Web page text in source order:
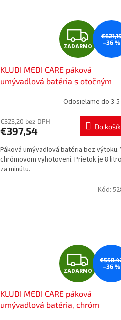
Z
A
D
A
R
M
O
ZADARMO
–36 %
KLUDI MEDI CARE páková
umývadlová batéria s otočným
Odosielame do 3-
€323,20 bez DPH
€397,54 Do
Páková umývadlová batéria bez výtoku.
chrómovom vyhotovení. Prietok je 8
za minútu.
Z
A
D
ZADARMO
–36 %
KLUDI MEDI CARE páková
umývadlová batéria, chróm
Kód: